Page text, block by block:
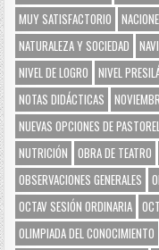
MUY SATISFACTORIO
NATURALEZA Y SOCIEDAD
NIVEL DE LOGRO
NIVEL
NOTAS DIDÁCTICAS
NUEVAS OPCIONES DE
NUTRICIÓN
OBRA DE TEATRO
OBSERVACIONES GENERALES
OCTAV SESIÓN ORDINARIA
OLIMPIADA DEL CONOCIMIENTO